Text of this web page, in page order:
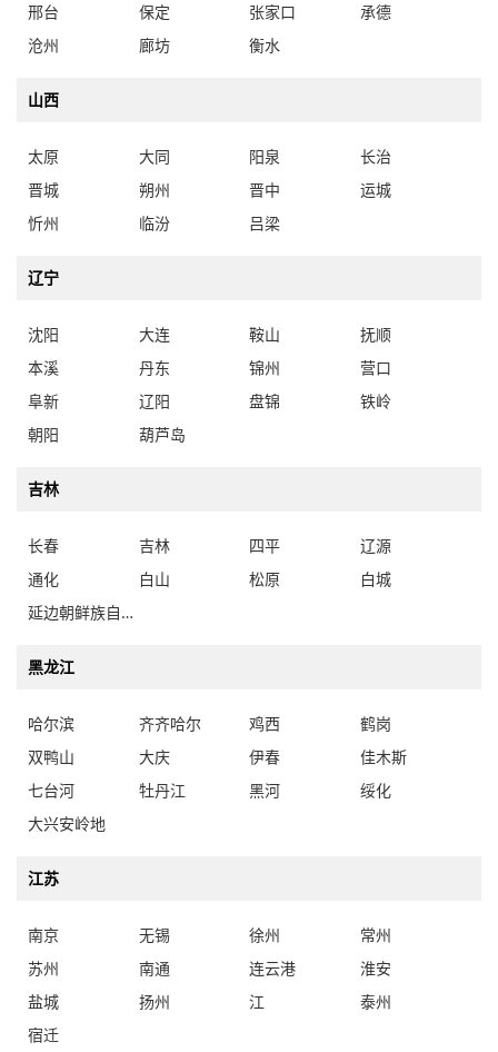
邢台
保定 张家口
承德
沧州
廊坊 衡水
山西
太原 大同 阳泉
长治
晋城
朔州 晋中
运城
忻州
临汾 吕梁
辽宁
沈阳 大连 鞍山
抚顺
本溪
丹东 锦州
营口
阜新
辽阳 盘锦
铁岭
朝阳
葫芦岛
吉林
长春 吉林 四平
辽源
通化
白山 松原
白城
延边朝鲜族自治州
黑龙江
哈尔滨 齐齐哈尔 鸡西
鹤岗
双鸭山
大庆 伊春
佳木斯
七台河
牡丹江 黑河
绥化
大兴安岭地
江苏
南京 无锡 徐州
常州
苏州
南通 连云港
淮安
盐城
扬州 江
泰州
宿迁